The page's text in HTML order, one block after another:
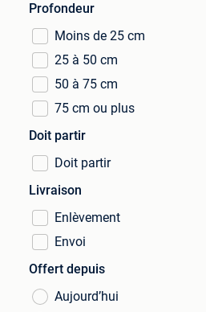
Profondeur
Moins de 25 cm
25 à 50 cm
50 à 75 cm
75 cm ou plus
Doit partir
Doit partir
Livraison
Enlèvement
Envoi
Offert depuis
Aujourd’hui